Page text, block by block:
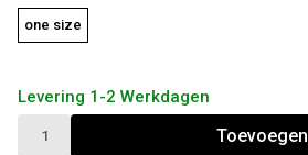
one size
Levering 1-2 Werkdagen
Toevoegen